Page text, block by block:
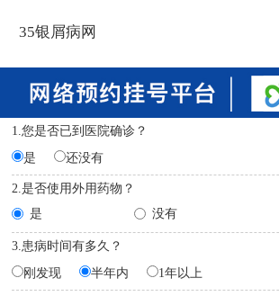
35银屑病网
1.您是否已到医院确诊？
是
还没有
2.是否使用外用药物？
是
没有
3.患病时间有多久？
刚发现
半年内 1年以上